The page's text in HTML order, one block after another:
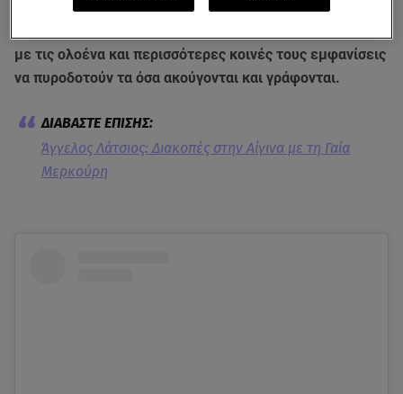
Κατά καιρούς κυκλοφορούν διάφορες φήμες που
με τις ολοένα και περισσότερες κοινές τους εμφανίσεις
να πυροδοτούν τα όσα ακούγονται και γράφονται.
Άγγελος Λάτσιος: Διακοπές στην Αίγινα με τη Γαία
Μερκούρη